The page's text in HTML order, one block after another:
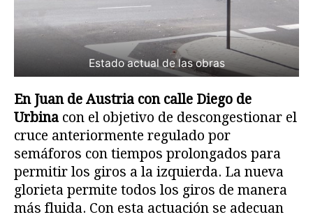
Estado actual de las obras
En Juan de Austria con calle Diego de
Urbina con el objetivo de descongestionar el
cruce anteriormente regulado por
semáforos con tiempos prolongados para
permitir los giros a la izquierda. La nueva
glorieta permite todos los giros de manera
más fluida. Con esta actuación se adecuan